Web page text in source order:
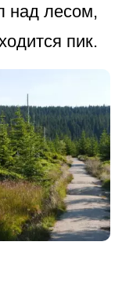
над лесом,
пик.